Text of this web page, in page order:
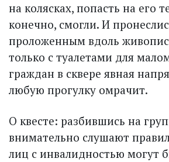
на колясках, попасть на его
конечно, смогли. И
проложенным вдоль
только с туалетами для
граждан в сквере явная
любую прогулку омрачит.
О квесте: разбившись на
внимательно слушают
лиц с инвалидностью могут